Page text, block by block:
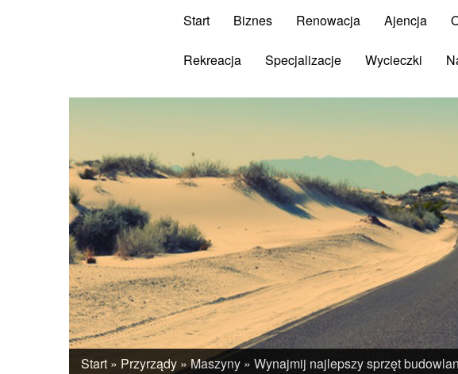
Start Biznes Renowacja Ajencja
Rekreacja Specjalizacje Wycieczki
Start » Przyrządy »Maszyny » Wynajmij najlepszy sprzęt